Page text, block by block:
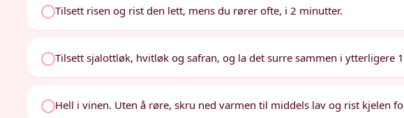
Tilsett risen og rist den lett, mens du rører ofte, i 2 minutter.
Tilsett sjalottløk, hvitløk og safran, og la det surre sammen i ytterligere
Hell i vinen. Uten å røre, skru ned varmen til middels lav og rist kjelen